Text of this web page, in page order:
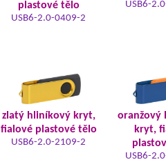
plastové tělo
USB6-2.0-0409-2
USB6-
zlatý hliníkový kryt,
fialové plastové tělo
USB6-2.0-2109-2
oranžový
kryt,
USB6-